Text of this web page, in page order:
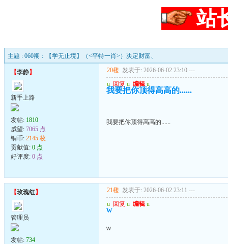
站
主题 : 060期：【学无止境】（<平特一肖>）决定财富、
【李静】
新手上路
发帖: 1810
威望: 7065 点
铜币: 2145 枚
贡献值: 0 点
好评度: 0 点
20楼 发表于: 2026-06-02 23:10 ---
u 回复 u 编辑 u
我要把你顶得高高的......
我要把你顶得高高的......
【玫瑰红】
管理员
发帖: 734
21楼 发表于: 2026-06-02 23:11 ---
u 回复 u 编辑 u
w
w